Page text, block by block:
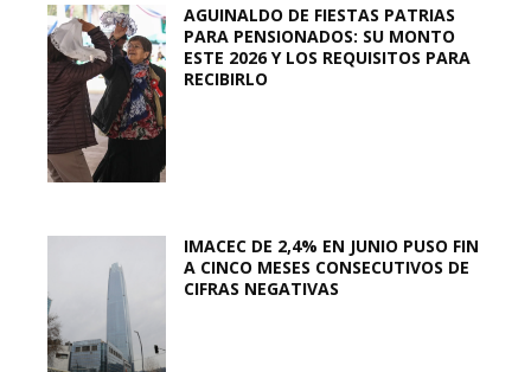
AGUINALDO DE FIESTAS PATRIAS
PARA PENSIONADOS: SU MONTO
ESTE 2026 Y LOS REQUISITOS PARA
RECIBIRLO
IMACEC DE 2,4% EN JUNIO PUSO FIN
A CINCO MESES CONSECUTIVOS DE
CIFRAS NEGATIVAS